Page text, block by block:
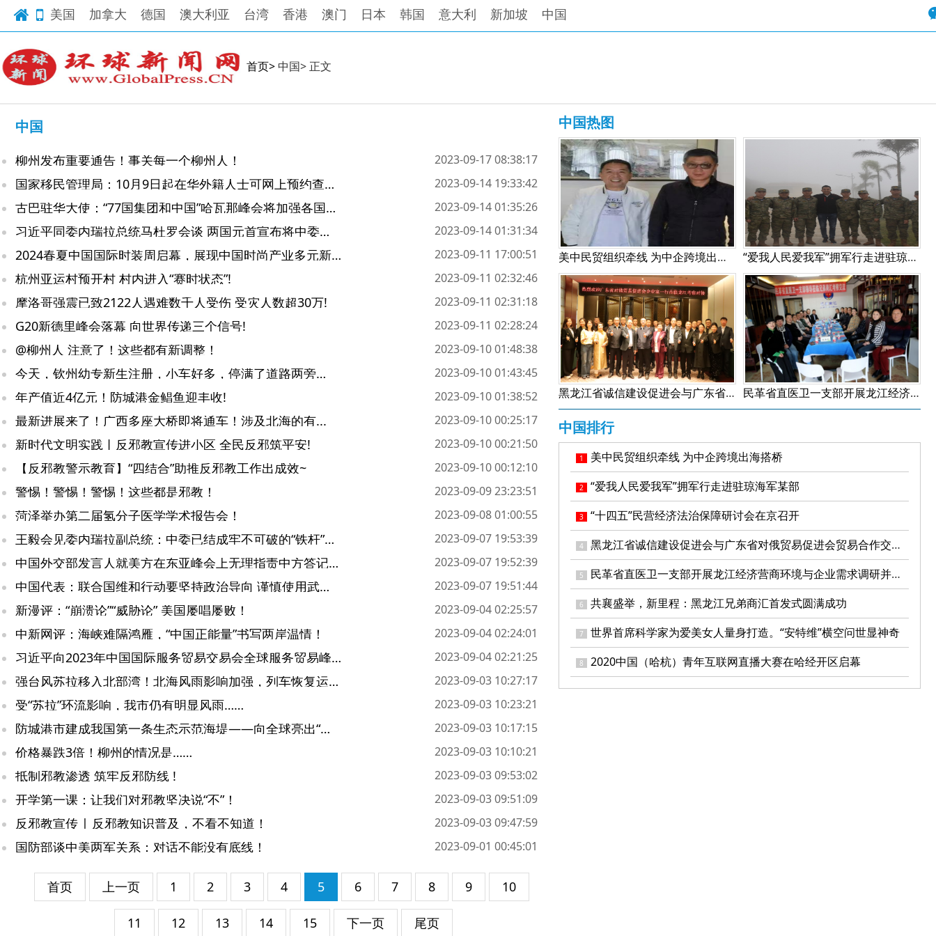
美国 加拿大 德国 澳大利亚 台湾 香港 澳门 日本 韩国 意大利 新加坡 中国
首页> 中国> 正文
中国
柳州发布重要通告！事关每一个柳州人！ 2023-09-17 08:38:17
国家移民管理局：10月9日起在华外籍人士可网上预约查询签证证件！ 2023-09-14 19:33:42
古巴驻华大使：“77国集团和中国”哈瓦那峰会将加强各国团结！ 2023-09-14 01:35:26
习近平同委内瑞拉总统马杜罗会谈 两国元首宣布将中委关系提升为全天候战略伙伴关系！ 2023-09-14 01:31:34
2024春夏中国国际时装周启幕，展现中国时尚产业多元新生态！ 2023-09-11 17:00:51
杭州亚运村预开村 村内进入“赛时状态”! 2023-09-11 02:32:46
摩洛哥强震已致2122人遇难数千人受伤 受灾人数超30万! 2023-09-11 02:31:18
G20新德里峰会落幕 向世界传递三个信号! 2023-09-11 02:28:24
@柳州人 注意了！这些都有新调整！ 2023-09-10 01:48:38
今天，钦州幼专新生注册，小车好多，停满了道路两旁… 2023-09-10 01:43:45
年产值近4亿元！防城港金鲳鱼迎丰收! 2023-09-10 01:38:52
最新进展来了！广西多座大桥即将通车！涉及北海的有... 2023-09-10 00:25:17
新时代文明实践丨反邪教宣传进小区 全民反邪筑平安! 2023-09-10 00:21:50
【反邪教警示教育】“四结合”助推反邪教工作出成效~ 2023-09-10 00:12:10
警惕！警惕！警惕！这些都是邪教！ 2023-09-09 23:23:51
菏泽举办第二届氢分子医学学术报告会！ 2023-09-08 01:00:55
王毅会见委内瑞拉副总统：中委已结成牢不可破的“铁杆”友谊！ 2023-09-07 19:53:39
中国外交部发言人就美方在东亚峰会上无理指责中方答记者问！ 2023-09-07 19:52:39
中国代表：联合国维和行动要坚持政治导向 谨慎使用武力！ 2023-09-07 19:51:44
新漫评：“崩溃论”“威胁论” 美国屡唱屡败！ 2023-09-04 02:25:57
中新网评：海峡难隔鸿雁，“中国正能量”书写两岸温情！ 2023-09-04 02:24:01
习近平向2023年中国国际服务贸易交易会全球服务贸易峰会发表视频致辞！ 2023-09-04 02:21:25
强台风苏拉移入北部湾！北海风雨影响加强，列车恢复运行！ 2023-09-03 10:27:17
受“苏拉”环流影响，我市仍有明显风雨…… 2023-09-03 10:23:21
防城港市建成我国第一条生态示范海堤——向全球亮出“海堤生态化”中国名片! 2023-09-03 10:17:15
价格暴跌3倍！柳州的情况是…… 2023-09-03 10:10:21
抵制邪教渗透 筑牢反邪防线 ! 2023-09-03 09:53:02
开学第一课：让我们对邪教坚决说“不”！ 2023-09-03 09:51:09
反邪教宣传 | 反邪教知识普及，不看不知道！ 2023-09-03 09:47:59
国防部谈中美两军关系：对话不能没有底线！ 2023-09-01 00:45:01
首页 上一页 1 2 3 4 5 6 7 8 9 10
11 12 13 14 15 下一页 尾页
中国热图
美中民贸组织牵线 为中企跨境出海搭桥 “爱我人民爱我军”拥军行走进驻琼海军某部
黑龙江省诚信建设促进会与广东省对俄贸易促进会贸易合作交流座谈会在哈尔滨成功举办 民革省直医卫一支部开展龙江经济营商环境与企业需求调研并召开研讨会
中国排行
1 美中民贸组织牵线 为中企跨境出海搭桥
2 “爱我人民爱我军”拥军行走进驻琼海军某部
3 “十四五”民营经济法治保障研讨会在京召开
4 黑龙江省诚信建设促进会与广东省对俄贸易促进会贸易合作交流座谈会在哈尔滨成功举办
5 民革省直医卫一支部开展龙江经济营商环境与企业需求调研并召开研讨会
6 共襄盛举，新里程：黑龙江兄弟商汇首发式圆满成功
7 世界首席科学家为爱美女人量身打造。“安特维”横空问世显神奇
8 2020中国（哈杭）青年互联网直播大赛在哈经开区启幕